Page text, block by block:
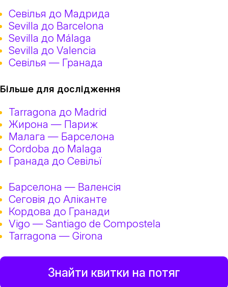
Севілья до Мадрида
Sevilla до Barcelona
Sevilla до Málaga
Sevilla до Valencia
Севілья — Гранада
Більше для дослідження
Tarragona до Madrid
Жирона — Париж
Малага — Барселона
Cordoba до Malaga
Гранада до Севільї
Барселона — Валенсія
Сеговія до Аліканте
Кордова до Гранади
Vigo — Santiago de Compostela
Tarragona — Girona
Знайти квитки на потяг